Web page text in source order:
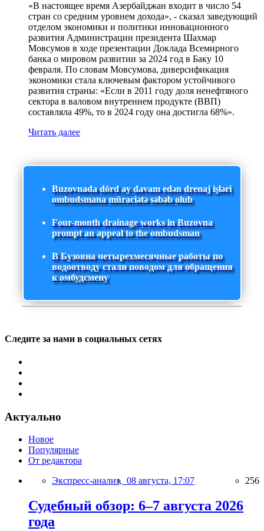
«В настоящее время Азербайджан входит в число 54
стран со средним уровнем дохода», - сказал заведующий
отделом экономики и политики инновационного
развития Администрации президента Шахмар
Мовсумов в ходе презентации Доклада Всемирного
банка о мировом развитии за 2024 год в Баку 10
февраля. По словам Мовсумова, диверсификация
экономики стала ключевым фактором устойчивого
развития страны: «Если в 2011 году доля ненефтяного
сектора в валовом внутреннем продукте (ВВП)
составляла 49%, то в 2024 году она достигла 68%».
Читать далее
Buzovnada dörd ay davam edən drenaj işləri
ombudsmana müraciətə səbəb olub
Four-month drainage works in Buzovna
prompt an appeal to the ombudsman
В Бузовна четырехмесячные работы по
водоотводу стали поводом для обращения
к омбудсмену
Следите за нами в социальных сетях
Актуально
Новое
Популярные
От редактора
Экспресс-анализ, 08 августа, 17:07 256
Судебный обзор: 6–7 августа 2026
года